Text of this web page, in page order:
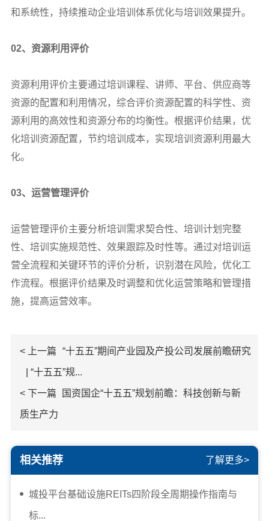
和系统性，持续推动企业培训体系优化与培训效果提升。
02、资源利用评价
资源利用评价主要通过培训课程、讲师、平台、供应商等
资源的配置和利用情况，综合评价资源配置的科学性、资
源利用的高效性和资源分布的均衡性。根据评价结果，优
化培训资源配置，节约培训成本，实现培训资源利用最大
化。
03、运营管理评价
运营管理评价主要分析培训需求契合性、培训计划完整
性、培训实施规范性、效果跟踪及时性等。通过对培训运
营全流程和关键环节的评价分析，识别潜在风险，优化工
作流程。根据评价结果及时调整和优化运营策略和管理措
施，提高运营效率。
< 上一篇 “十五五”期间产业园及产投公司发展前瞻研究
| “十五五”规...
< 下一篇 国资国企“十五五”规划前瞻：科技创新与新
质生产力
相关推荐 了解更多>
城投平台基础设施REITs四阶段全周期操作指南与
标...